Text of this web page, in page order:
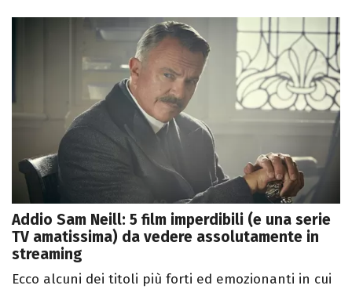
Addio Sam Neill: 5 film imperdibili (e una serie
TV amatissima) da vedere assolutamente in
streaming
Ecco alcuni dei titoli più forti ed emozionanti in cui